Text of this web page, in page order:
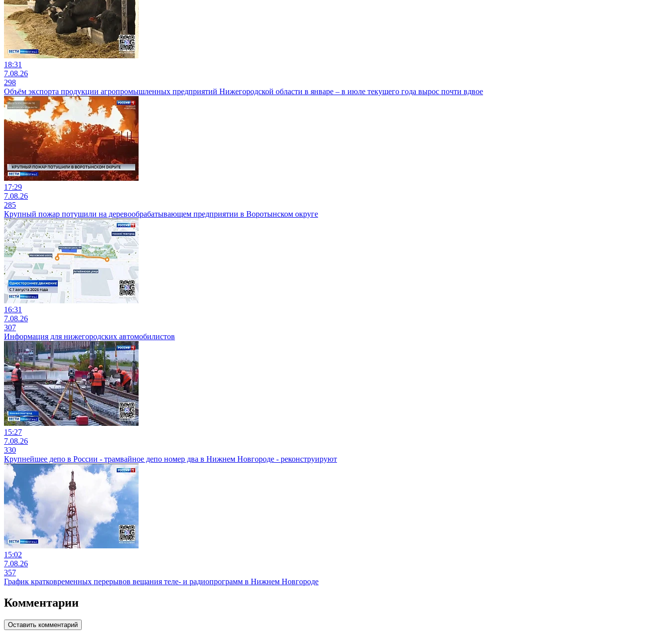
18:31
7.08.26
298
Объём экспорта продукции агропромышленных предприятий Нижегородской области в январе – в июле текущего года вырос почти вдвое
17:29
7.08.26
285
Крупный пожар потушили на деревообрабатывающем предприятии в Воротынском округе
16:31
7.08.26
307
Информация для нижегородских автомобилистов
15:27
7.08.26
330
Крупнейшее депо в России - трамвайное депо номер два в Нижнем Новгороде - реконструируют
15:02
7.08.26
357
График кратковременных перерывов вещания теле- и радиопрограмм в Нижнем Новгороде
Комментарии
Оставить комментарий